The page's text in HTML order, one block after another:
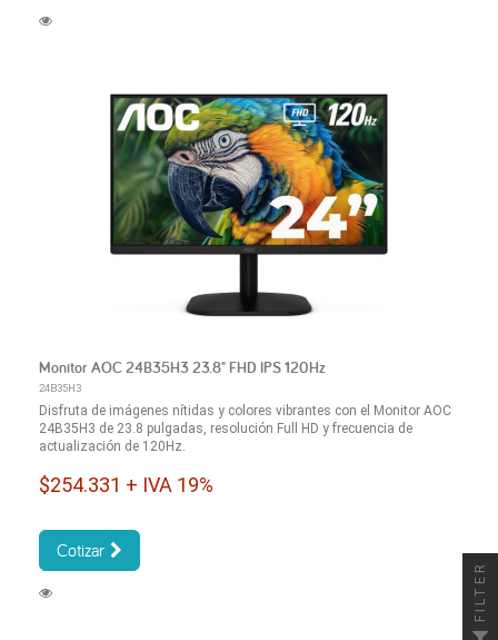
Monitor AOC 24B35H3 23.8" FHD IPS 120Hz
24B35H3
Disfruta de imágenes nítidas y colores vibrantes con el Monitor AOC
24B35H3 de 23.8 pulgadas, resolución Full HD y frecuencia de
actualización de 120Hz.
$254.331 + IVA 19%
Cotizar
FILTER